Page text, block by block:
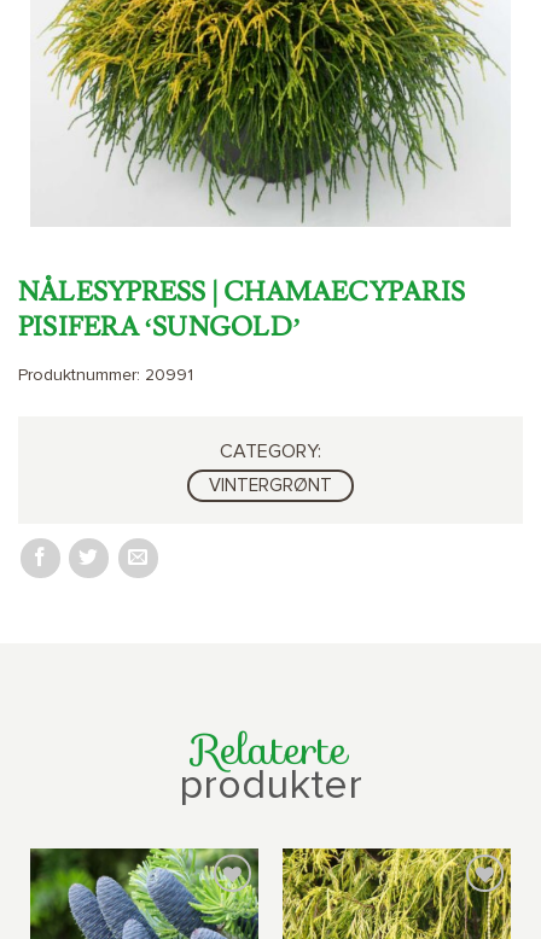
NÅLESYPRESS | CHAMAECYPARIS
PISIFERA ‘SUNGOLD’
Produktnummer: 20991
CATEGORY:
VINTERGRØNT
Relaterte
produkter